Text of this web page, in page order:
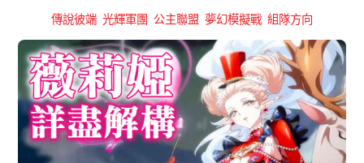
傳說彼端 光輝軍團 公主聯盟 夢幻模擬戰 組隊方向